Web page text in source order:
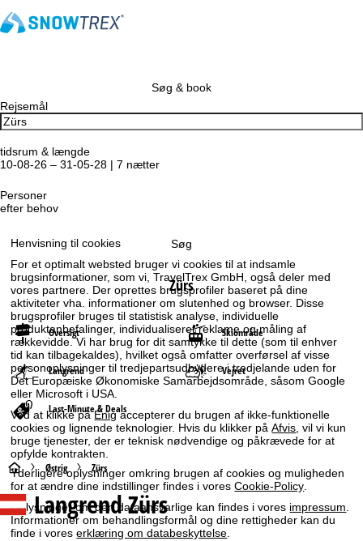
Henvisning til cookies
For et optimalt websted bruger vi cookies til at indsamle
brugsinformationer, som vi, TravelTrex GmbH, også deler med
vores partnere. Der oprettes brugsprofiler baseret på dine
aktiviteter vha. informationer om slutenhed og browser. Disse
brugsprofiler bruges til statistisk analyse, individuelle
produktanbefalinger, individualiseret reklame og måling af
rækkevidde. Vi har brug for dit samtykke til dette (som til enhver
tid kan tilbagekaldes), hvilket også omfatter overførsel af visse
personoplysninger til tredjepartsudbydere i tredjelande uden for
Det Europæiske Økonomiske Samarbejdsområde, såsom Google
eller Microsoft i USA.
Ved at klikke påEnigaccepterer du brugen af ikke-funktionelle
cookies og lignende teknologier. Hvis du klikker påAfvis , vil vi kun
bruge tjenester, der er teknisk nødvendige og påkrævede for at
opfylde kontrakten.
Yderligere oplysninger omkring brugen af cookies og muligheden
for at ændre dine indstillinger findes i voresCookie-Policy.
Oplysninger om den dataansvarlige kan findes i vores impressum.
Informationer om behandlingsformål og dine rettigheder kan du
finde i voreserklæring om databeskyttelse.
Søg & book
Rejsemål
tidsrum & længde
10-08-26 – 31-05-28 | 7 nætter
Personer
efter behov
Søg
Zürs
Oversigt Skiområde
Langrend Vejret
Last-Minute & Deals
S
t
a
Østrig Zürs
Langrend Zürs